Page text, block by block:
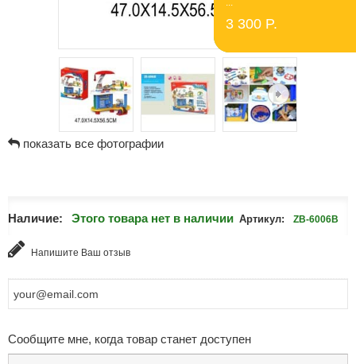
показать все фотографии
Наличие: Этого товара нет в наличии Артикул: ZB-6006B
Напишите Ваш отзыв
Сообщите мне, когда товар станет доступен
...
3 300 P.